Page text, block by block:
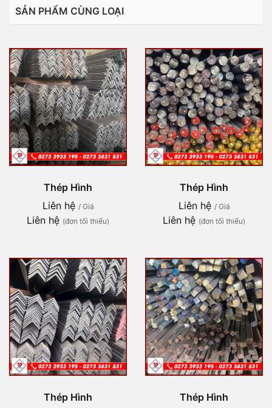
SẢN PHẨM CÙNG LOẠI
Thép Hình
Liên hệ / Giá
Liên hệ (đơn tối thiểu)
Thép Hình
Liên hệ / Giá
Liên hệ (đơn tối thiểu)
Thép Hình Thép Hình